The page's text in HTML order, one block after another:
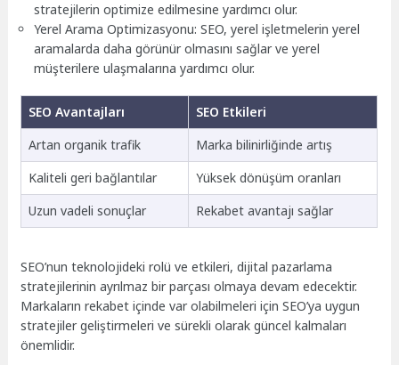
stratejilerin optimize edilmesine yardımcı olur.
Yerel Arama Optimizasyonu: SEO, yerel işletmelerin yerel
aramalarda daha görünür olmasını sağlar ve yerel
müşterilere ulaşmalarına yardımcı olur.
SEO Avantajları
SEO Etkileri
Artan organik trafik
Marka bilinirliğinde artış
Kaliteli geri bağlantılar
Yüksek dönüşüm oranları
Uzun vadeli sonuçlar
Rekabet avantajı sağlar
SEO’nun teknolojideki rolü ve etkileri, dijital pazarlama
stratejilerinin ayrılmaz bir parçası olmaya devam edecektir.
Markaların rekabet içinde var olabilmeleri için SEO’ya uygun
stratejiler geliştirmeleri ve sürekli olarak güncel kalmaları
önemlidir.